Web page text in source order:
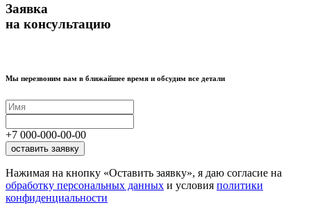
Заявка
на консультацию
Мы перезвоним вам в ближайшее время и обсудим все детали
+7 000-000-00-00
оставить заявку
Нажимая на кнопку «Оставить заявку», я даю согласие на
обработку персональных данных и условия политики
конфиденциальности